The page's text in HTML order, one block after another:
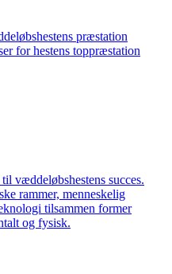
præstation
for hestens toppræstation
væddeløbshestens succes.
rammer, menneskelig
tilsammen former
og fysisk.